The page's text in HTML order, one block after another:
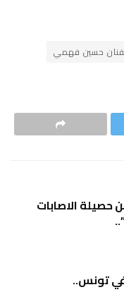
حسين فهمي
حصيلة الاصابات
تونس..